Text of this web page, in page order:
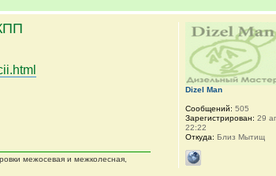
межосевая и межколесная,
Dizel Man
Сообщений: 505
Зарегистрирован: 29
22:22
Откуда: Близ Мытищ